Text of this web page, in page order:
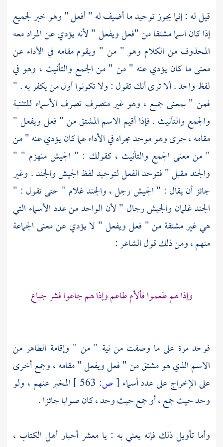
قيل له : إنما يجوز توحيد ما أضيف له " أفعل " وهو خبر لجميع
إذا كان اسما مشتقا من "فعل ويفعل " لأنه يؤدي عن المراد معه
المحذوف من الكلام وهو " من " ويقوم مقامه في الأداء عن
معنى ما كان يؤدي عنه " من " من الجمع والتأنيث ، وهو في
لفظ واحد . ألا ترى أنك تقول : ولا تكونوا أول من يكفر به . "
فمن " بمعنى جميع ، وهو غير متصرف تصرف الأسماء للتثنية
والجمع والتأنيث . فإذا أقيم الاسم المشتق من " فعل ويفعل "
مقامه ، جرى وهو موحد مجراه في الأداء عما كان يؤدي عنه " من
" من معنى الجمع والتأنيث ، كقولك : " الجيش منهزم " "
والجند مقبل " فتوحد الفعل لتوحيد لفظ الجيش والجند . وغير
جائز أن يقال : " الجيش رجل ، والجند غلام " حتى تقول : "
الجند غلمان والجيش رجال " لأن الواحد من عدد الأسماء التي
هي غير مشتقة من " فعل ويفعل " لا يؤدي عن معنى الجماعة
منهم ، ومن ذلك قول الشاعر :
وإذا هم طعموا فألأم طاعم وإذا هم جاعوا فشر جياع
فوحد مرة على ما وصفت من نية " من " وإقامة الظاهر من
الاسم الذي هو مشتق من " فعل ويفعل " مقامه ، وجمع أخرى
على الإخراج على عدد أسماء [ص:
المخبر عنهم ، ولو
وحد حيث جمع ، أو جمع حيث وحد ، كان صوابا جائزا .
وأما تأويل ذلك فإنه يعني به : يا معشر أحبار أهل الكتاب ،